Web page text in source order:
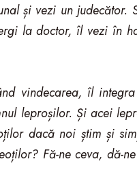
și vezi un judecător.
la doctor, îl vezi în
vindecarea, îl
leproșilor. Și acei
dacă noi știm și
Fă-ne ceva, dă-